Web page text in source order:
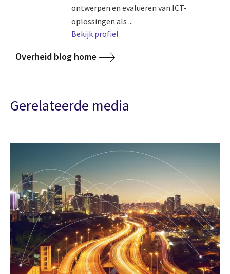
ontwerpen en evalueren van ICT-
oplossingen als ...
Bekijk profiel
Overheid blog home
Gerelateerde media